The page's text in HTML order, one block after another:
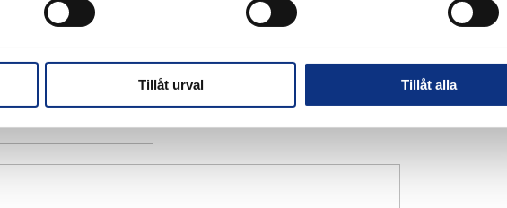
Tillåt urval Tillåt alla